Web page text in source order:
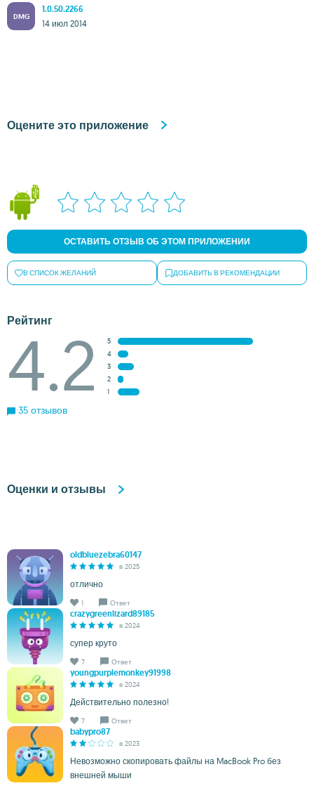
DMG
1.0.50.2266
14 июл 2014
Оцените это приложение
ОСТАВИТЬ ОТЗЫВ ОБ ЭТОМ ПРИЛОЖЕНИИ
В СПИСОК ЖЕЛАНИЙ ДОБАВИТЬ В РЕКОМЕНДАЦИИ
Рейтинг
4.2
5
4
3
2
1
35 отзывов
Оценки и отзывы
oldbluezebra60147
в 2025
отлично
1 Ответ
crazygreenlizard89185
в 2024
супер круто
7 Ответ
youngpurplemonkey91998
в 2024
Действительно полезно!
7 Ответ
babypro87
в 2023
Невозможно скопировать файлы на MacBook Pro без
внешней мыши